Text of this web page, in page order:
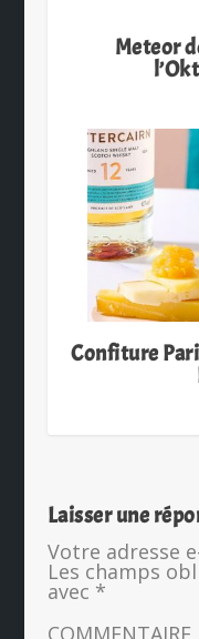
Meteor
Confiture
Laisser une
Votre adresse
Les champs
avec *
COMMENTAIRE